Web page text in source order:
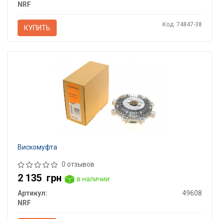
NRF
КУПИТЬ Код: 74847-38
Вискомуфта
0 отзывов
2 135 грн
в наличии
Артикул:
49608
NRF